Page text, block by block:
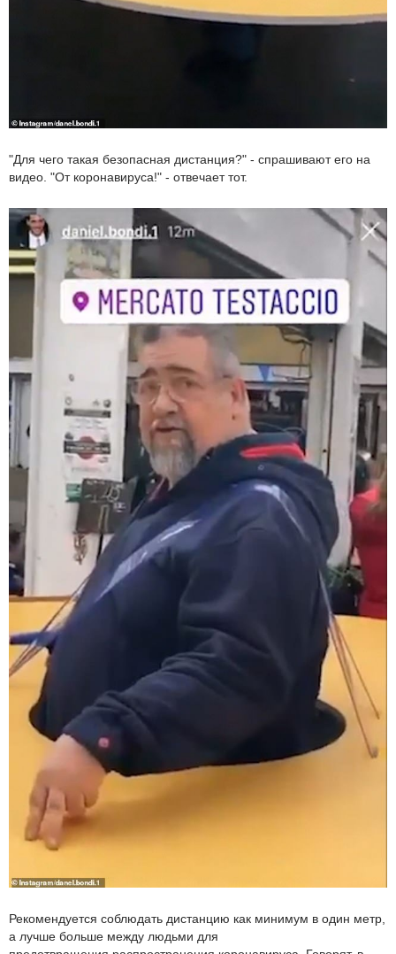
"Для чего такая безопасная дистанция?" - спрашивают его на
видео. "От коронавируса!" - отвечает тот.
Рекомендуется соблюдать дистанцию как минимум в один метр,
а лучше больше между людьми для